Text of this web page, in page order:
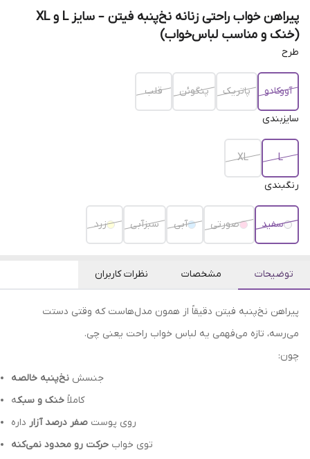
پیراهن خواب راحتی زنانه نخ‌پنبه فیتن – سایز L و XL
(خنک و مناسب لباس‌خواب)
طرح
آووکادو پاتریک پنگوئن قلب
سایزبندی
L
XL
رنگبندی
سفید صورتی آبی سبزآبی زرد
توضیحات مشخصات نظرات کاربران
پیراهن نخ‌پنبه فیتن دقیقاً از همون مدل‌هاست که وقتی دستت
می‌رسه، تازه می‌فهمی یه لباس خواب راحت یعنی چی.
چون:
جنسش نخ‌پنبه خالصه
کاملاً خنک و سبکه
روی پوست صفر درصد آزار داره
توی خواب حرکت رو محدود نمی‌کنه